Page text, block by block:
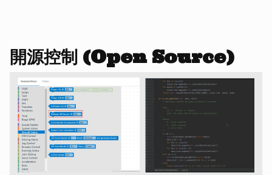
開源控制 (Open Source)